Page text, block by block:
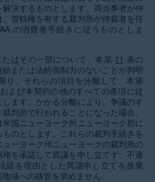
決するものとします。両当事者が仲
管轄権を有する裁判所が仲裁者を任
の消費者手続きに従うものとしま
はその一部について、本第 11 条の
または法的強制力のないことが判明
り、それらの項目を分離して、本第
よび本契約の他のすべての条項に従
ます。かかる分離により、争議のす
判所で行われることになった場合、
国ニューヨーク州ニューヨーク郡に
のとします。これらの裁判手続きを
ーヨーク州ニューヨークの裁判所の
を承諾して異議を申し立てず、不適
廷を理由とした異議申し立てを放棄
域への移管を求めません。